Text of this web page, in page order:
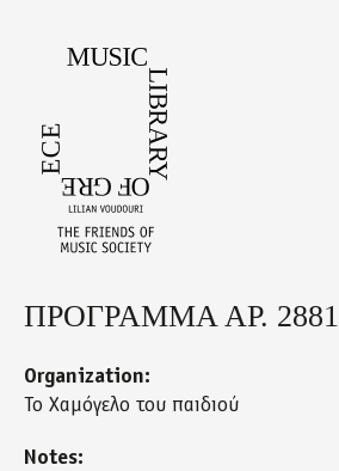
Back
top
ΠΡΟΓΡΑΜΜΑ ΑΡ. 2881
Organization:
Το Χαμόγελο του παιδιού
Notes: